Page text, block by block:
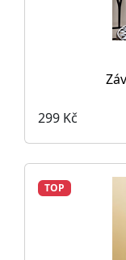
299 Kč
TOP